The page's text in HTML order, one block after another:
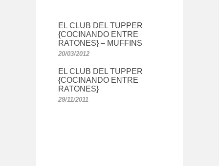
EL CLUB DEL TUPPER
{COCINANDO ENTRE
RATONES} – MUFFINS
20/03/2012
EL CLUB DEL TUPPER
{COCINANDO ENTRE
RATONES}
29/11/2011